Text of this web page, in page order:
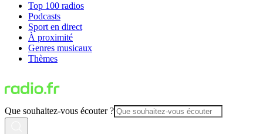
Top 100 radios
Podcasts
Sport en direct
À proximité
Genres musicaux
Thèmes
Que souhaitez-vous écouter ?